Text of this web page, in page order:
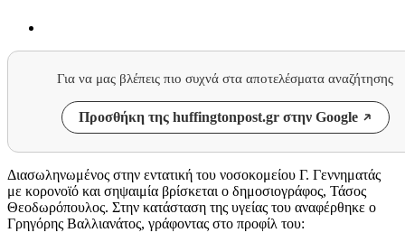
Για να μας βλέπεις πιο συχνά στα αποτελέσματα αναζήτησης
Προσθήκη της huffingtonpost.gr στην Google
Διασωληνωμένος στην εντατική του νοσοκομείου Γ. Γεννηματάς
με κορονοϊό και σηψαιμία βρίσκεται ο δημοσιογράφος, Τάσος
Θεοδωρόπουλος. Στην κατάσταση της υγείας του αναφέρθηκε ο
Γρηγόρης Βαλλιανάτος, γράφοντας στο προφίλ του: